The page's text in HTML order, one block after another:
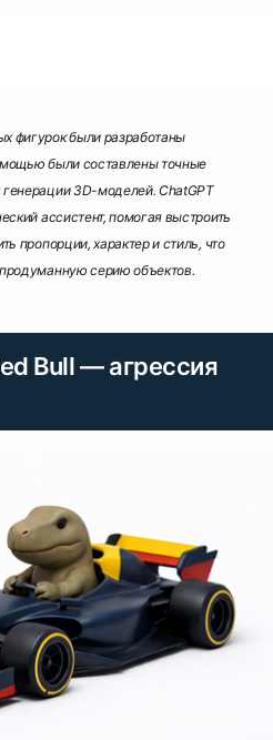
фигурок были разработаны
были составлены точные
3D-моделей. ChatGPT
ассистент, помогая выстроить
пропорции, характер и стиль, что
серию объектов.
Bull — агрессия